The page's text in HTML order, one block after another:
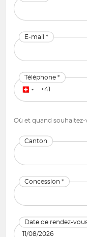
E-mail *
Téléphone *
Où et quand souhaitez-
Canton
Concession *
Date de rendez-